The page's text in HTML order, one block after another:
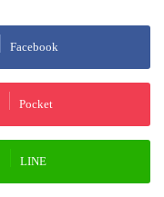
Facebook
Pocket
LINE